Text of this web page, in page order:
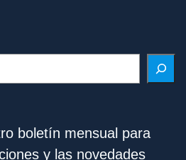
boletín mensual para
y las novedades